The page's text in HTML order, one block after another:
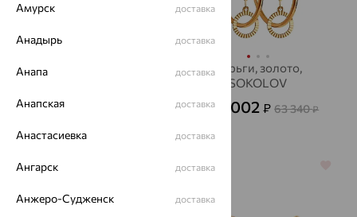
от 34 010
Серьги, золото,
SOKOLOV
от 19 002₽ 63 340₽
64% 64%
Амурск доставка
Анадырь доставка
Анапа доставка
Анапская доставка
Анастасиевка доставка
Ангарск доставка
Анжеро-Судженск доставка